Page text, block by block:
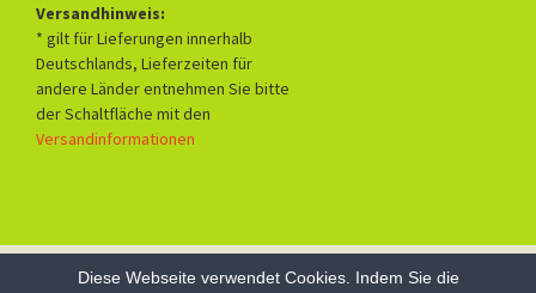
Versandhinweis:
* gilt für Lieferungen innerhalb
Deutschlands, Lieferzeiten für
andere Länder entnehmen Sie bitte
der Schaltfläche mit den
Versandinformationen
Diese Webseite verwendet Cookies. Indem Sie die